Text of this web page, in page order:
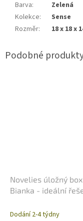
Barva:
Zelená
Kolekce:
Sense
Rozměr: 18 x 18 x
Novelies úložný box
Bianka - ideální
Dodání 2-4 týdny